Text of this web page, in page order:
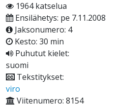
1964 katselua
Ensilähetys: pe 7.11.2008
Jaksonumero: 4
Kesto: 30 min
Puhutut kielet:
suomi
Tekstitykset:
viro
Viitenumero: 8154